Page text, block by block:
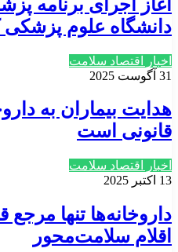
دانشگاه علوم پزشکی
اخبار اقتصاد سلامت
31 آگوست 2025
هدایت بیماران به
قانونی است
اخبار اقتصاد سلامت
13 اکتبر 2025
داروخانه‌ها تنها مرجع
اقلام سلامت‌محور